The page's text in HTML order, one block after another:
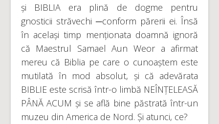
și BIBLIA era plină de dogme pentru
gnosticii străvechi ─conform părerii ei. Însă
în același timp menționata doamnă ignoră
că Maestrul Samael Aun Weor a afirmat
mereu că Biblia pe care o cunoaștem este
mutilată în mod absolut, și că adevărata
BIBLIE este scrisă într-o limbă NEÎNȚELEASĂ
PÂNĂ ACUM și se află bine păstrată într-un
muzeu din America de Nord. Și atunci, ce?